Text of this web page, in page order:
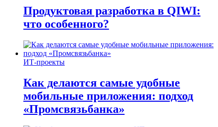
Продуктовая разработка в QIWI:
что особенного?
ИТ-проекты
Как делаются самые удобные
мобильные приложения: подход
«Промсвязьбанка»